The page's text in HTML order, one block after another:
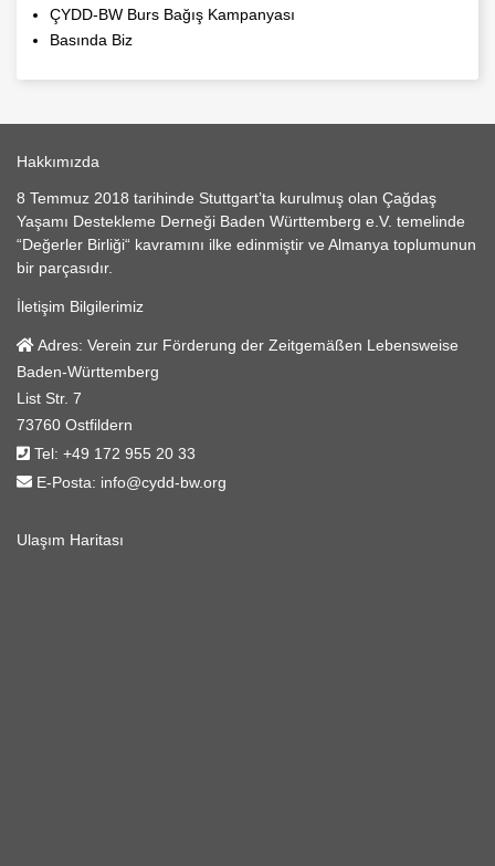
ÇYDD-BW Burs Bağış Kampanyası
Basında Biz
Hakkımızda
8 Temmuz 2018 tarihinde Stuttgart’ta kurulmuş olan Çağdaş
Yaşamı Destekleme Derneği Baden Württemberg e.V. temelinde
“Değerler Birliği“ kavramını ilke edinmiştir ve Almanya toplumunun
bir parçasıdır.
İletişim Bilgilerimiz
Adres: Verein zur Förderung der Zeitgemäßen Lebensweise
Baden-Württemberg
List Str. 7
73760 Ostfildern
Tel: +49 172 955 20 33
E-Posta: info@cydd-bw.org
Ulaşım Haritası